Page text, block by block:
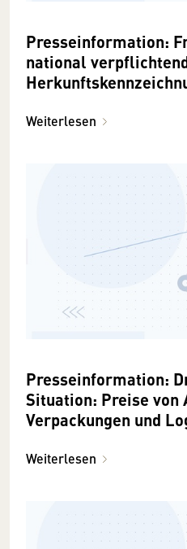
Presseinformation:
national
Weiterlesen
Presseinformation:
Situation: Preise von
Verpackungen und
Weiterlesen